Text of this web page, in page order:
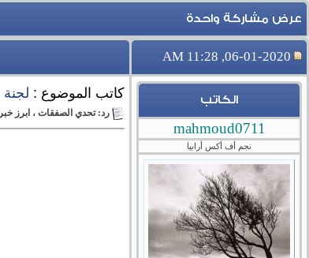
عرض مشاركة واحدة
06-01-2020, 11:28 AM
الكاتب
mahmoud0711
نجم أف أكس أرابيا
كاتب الموضوع :
رد: تحدي الصفقات ، ابرز خبراتك في